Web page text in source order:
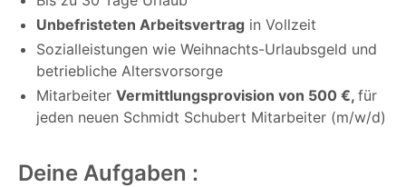
Unbefristeten Arbeitsvertrag in Vollzeit
Sozialleistungen wie Weihnachts-Urlaubsgeld und
betriebliche Altersvorsorge
Mitarbeiter Vermittlungsprovision von 500 €, für
jeden neuen Schmidt Schubert Mitarbeiter (m/w/d)
Deine Aufgaben :